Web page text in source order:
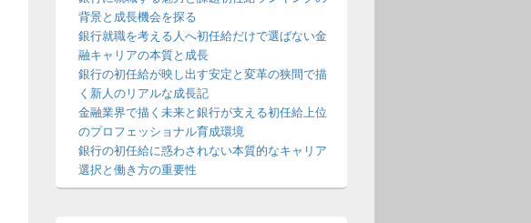
背景と成長機会を探る
銀行就職を考える人へ初任給だけで選ばない金
融キャリアの本質と成長
銀行の初任給が映し出す安定と変革の狭間で描
く新人のリアルな成長記
金融業界で描く未来と銀行が支える初任給上位
のプロフェッショナル育成環境
銀行の初任給に惑わされない本質的なキャリア
選択と働き方の重要性